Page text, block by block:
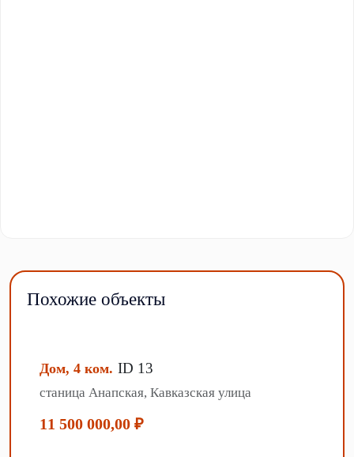
Похожие объекты
Дом, 4 ком. ID 13
станица Анапская, Кавказская улица
11 500 000,00 ₽